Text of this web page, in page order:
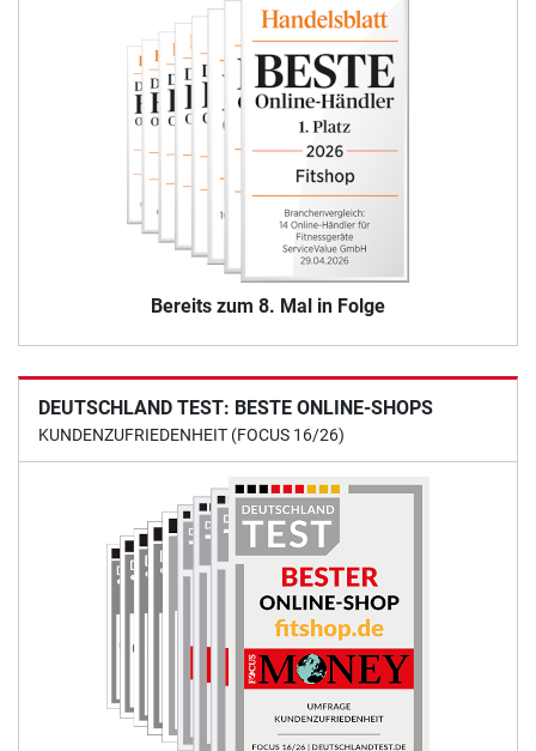
Bereits zum 8. Mal in Folge
DEUTSCHLAND TEST: BESTE ONLINE-SHOPS
KUNDENZUFRIEDENHEIT (FOCUS 16/26)